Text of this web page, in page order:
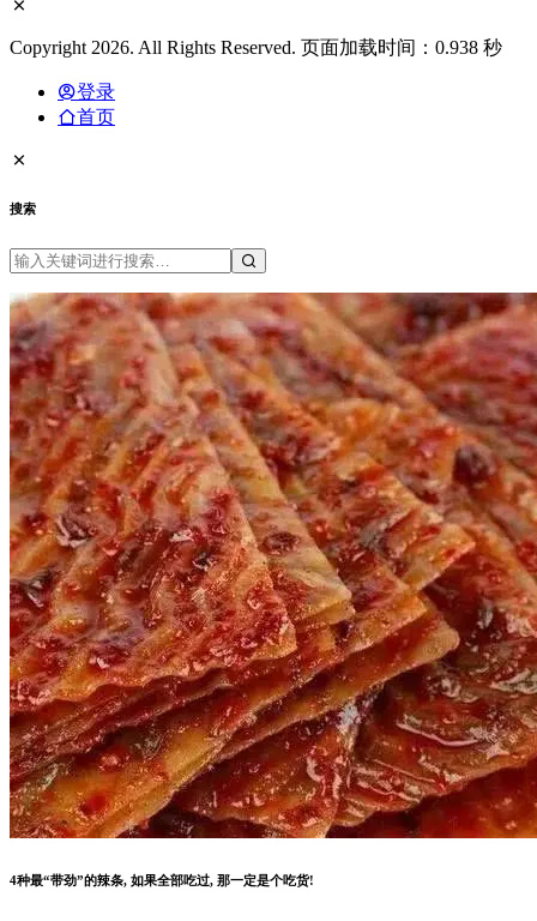
Copyright 2026. All Rights Reserved. 页面加载时间：0.938 秒
登录
首页
搜索
4种最“带劲”的辣条, 如果全部吃过, 那一定是个吃货!